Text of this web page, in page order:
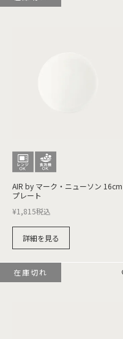
AIR by マーク・ニューソン 16cm
プレート
¥1,815税込
詳細を見る
在庫切れ